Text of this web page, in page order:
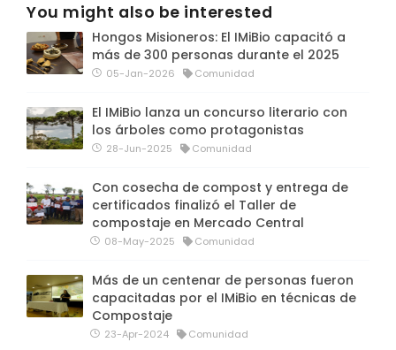
You might also be interested
Hongos Misioneros: El IMiBio capacitó a
más de 300 personas durante el 2025
05-Jan-2026 Comunidad
El IMiBio lanza un concurso literario con
los árboles como protagonistas
28-Jun-2025 Comunidad
Con cosecha de compost y entrega de
certificados finalizó el Taller de
compostaje en Mercado Central
08-May-2025 Comunidad
Más de un centenar de personas fueron
capacitadas por el IMiBio en técnicas de
Compostaje
23-Apr-2024 Comunidad